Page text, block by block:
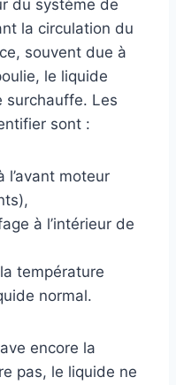
du système de
la circulation du
souvent due à
le liquide
surchauffe. Les
sont :
moteur
à l’intérieur de
température
normal.
encore la
pas, le liquide ne